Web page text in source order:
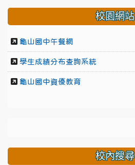
校園網站
龜山國中午餐網
學生成績分布查詢系統
龜山國中資優教育
校內搜尋